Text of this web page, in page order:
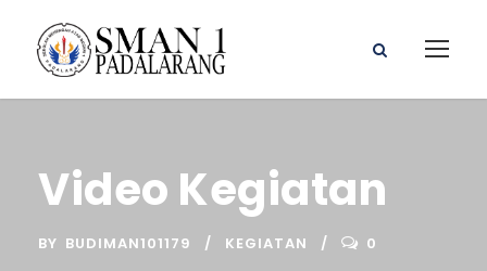
Video Kegiatan
BY BUDIMAN101179 KEGIATAN 0